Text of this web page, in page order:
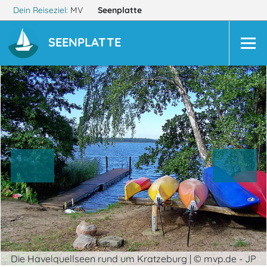
Dein Reiseziel: MV Seenplatte
SEENPLATTE
Die Havelquellseen rund um Kratzeburg | © mvp.de - JP